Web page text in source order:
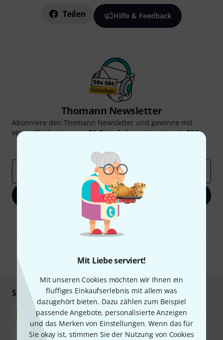
Mit Liebe serviert!
Mit unseren Cookies möchten wir Ihnen ein
fluffiges Einkaufserlebnis mit allem was
dazugehört bieten. Dazu zählen zum Beispiel
passende Angebote, personalisierte Anzeigen
und das Merken von Einstellungen. Wenn das für
Sie okay ist, stimmen Sie der Nutzung von Cookies
Teilen Hilfe & Feedback
Thomann Newsletter
Abonniere den Thomann Newsletter und gewinne mit
etwas Glück einen von50 Gutscheinenüber jeweils50€!
Jetzt anmelden
Mit Klick auf „Jetzt anmelden“ stimmen Sie dem Erhalt von E-Mail-
Werbung und einer Messung des E-Mail-Nutzungsverhaltens zu. Die
Abmeldung ist jederzeit möglich. Weitere Informationen finden Sie in
* Pflichtfeld
Sicher einkaufen & bezahlen